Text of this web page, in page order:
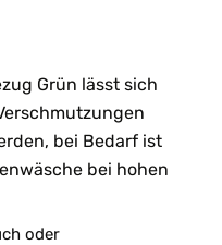
Grün lässt sich
bei Bedarf ist
bei hohen
oder